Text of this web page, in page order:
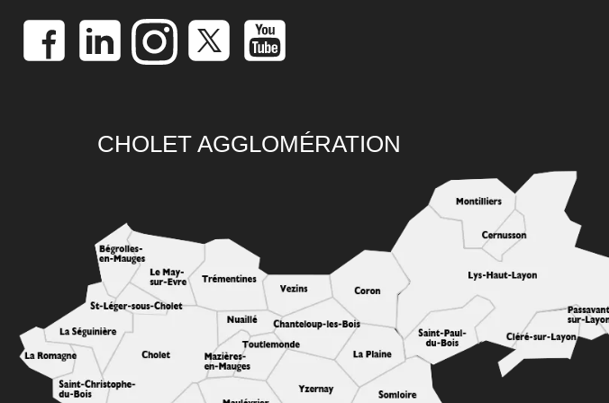
CHOLET AGGLOMÉRATION